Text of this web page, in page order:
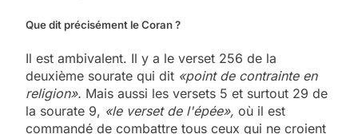
Que dit précisément le Coran ?
Il est ambivalent. Il y a le verset 256 de la
deuxième sourate qui dit «point de contrainte en
religion». Mais aussi les versets 5 et surtout 29 de
la sourate 9, «le verset de l'épée», où il est
commandé de combattre tous ceux qui ne croient